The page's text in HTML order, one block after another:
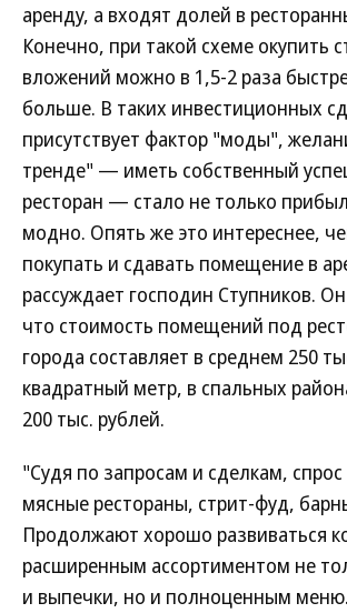
аренду, а входят долей в
Конечно, при такой схеме окупить
вложений можно в 1,5-2 раза
больше. В таких инвестиционных
присутствует фактор "моды",
тренде" — иметь собственный
ресторан — стало не только
модно. Опять же это интереснее,
покупать и сдавать помещение в
рассуждает господин Ступников.
что стоимость помещений под
города составляет в среднем 250
квадратный метр, в спальных
200 тыс. рублей.
"Судя по запросам и сделкам, спрос
мясные рестораны, стрит-фуд,
Продолжают хорошо развиваться
расширенным ассортиментом не
и выпечки, но и полноценным